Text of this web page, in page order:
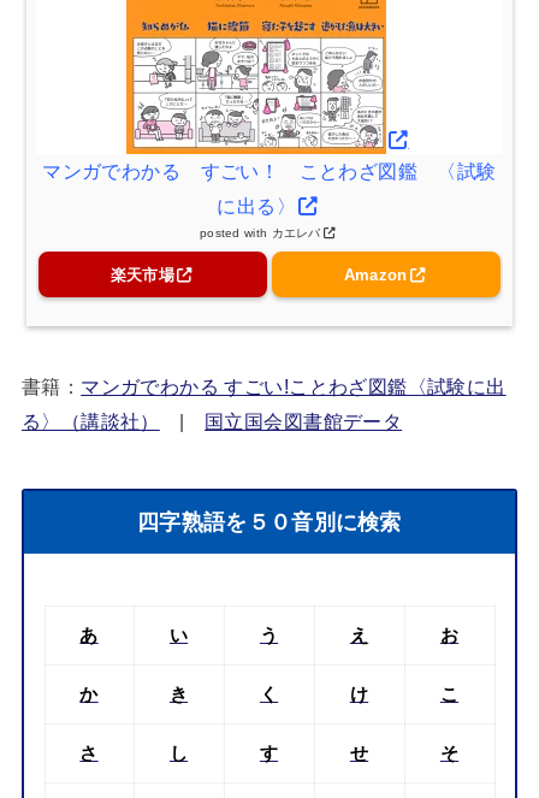
マンガでわかる すごい！ ことわざ図鑑 〈試験
に出る〉
posted with カエレバ
楽天市場 Amazon
書籍： マンガでわかる すごい!ことわざ図鑑〈試験に出
る〉（講談社）
| 国立国会図書館データ
四字熟語を５０音別に検索
あ い う え お
か き く け こ
さ し す せ そ